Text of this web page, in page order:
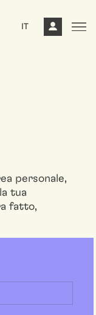
IT
personale,
tua
fatto,